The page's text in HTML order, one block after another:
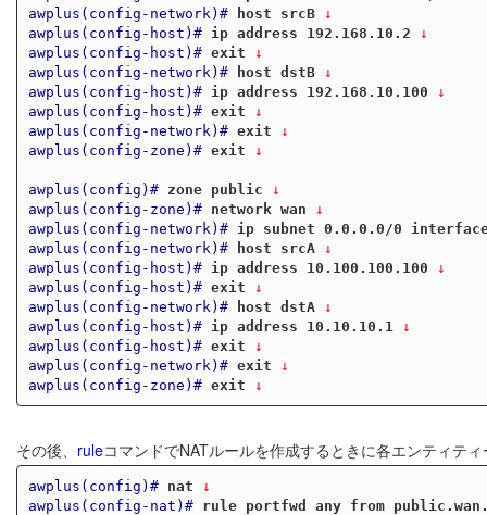
awplus(config-network)#
host srcB ↓
awplus(config-host)#
ip address 192.168.10.2 ↓
awplus(config-host)# exit ↓
awplus(config-network)#
host dstB ↓
awplus(config-host)#
ip address 192.168.10.100 ↓
awplus(config-host)# exit ↓
awplus(config-network)# exit ↓
awplus(config-zone)# exit ↓
awplus(config)# zone public ↓
awplus(config-zone)#
network wan ↓
awplus(config-network)#
ip subnet 0.0.0.0/0 interface
awplus(config-network)#
host srcA ↓
awplus(config-host)#
ip address 10.100.100.100 ↓
awplus(config-host)# exit ↓
awplus(config-network)#
host dstA ↓
awplus(config-host)#
ip address 10.10.10.1
↓
awplus(config-host)# exit ↓
awplus(config-network)# exit ↓
awplus(config-zone)# exit ↓
その後、 ruleコマンドでNATルールを作成するときに各エンティテ
awplus(config)# nat ↓
awplus(config-nat)#
rule portfwd any from